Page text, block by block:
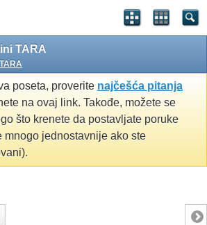
TARA
poseta, proverite najčešća pitanja
na ovaj link. Takođe, možete se
što krenete da postavljate poruke
mnogo jednostavnije ako ste